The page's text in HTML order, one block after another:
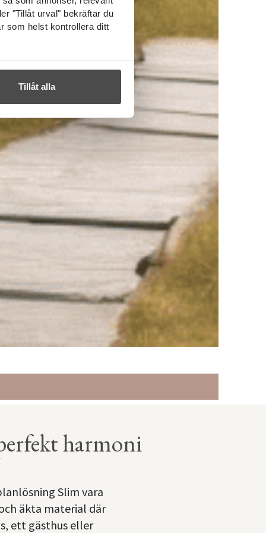
"Tillåt urval" bekräftar du
som helst kontrollera ditt
Tillåt alla
harmoni
Slim vara
äkta material där
ett gästhus eller